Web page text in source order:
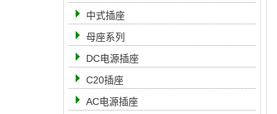
中式插座
母座系列
DC电源插座
C20插座
AC电源插座